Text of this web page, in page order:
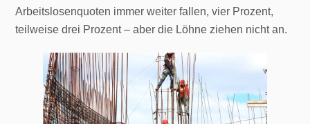
Arbeitslosenquoten immer weiter fallen, vier Prozent,
teilweise drei Prozent – aber die Löhne ziehen nicht an.